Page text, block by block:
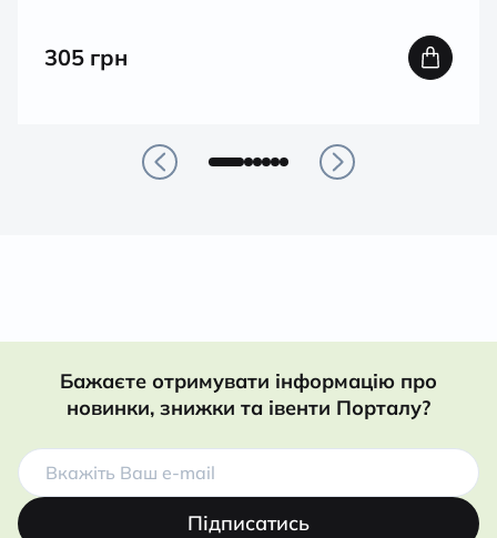
305 грн
Бажаєте отримувати інформацію про
новинки, знижки та івенти Порталу?
Підписатись